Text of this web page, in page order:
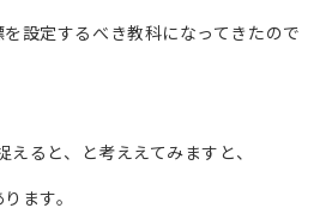
設定するべき教科になってきたので
ると、と考ええてみますと、
ます。